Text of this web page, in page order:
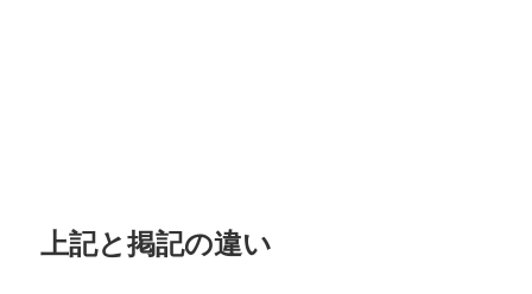
上記と掲記の違い